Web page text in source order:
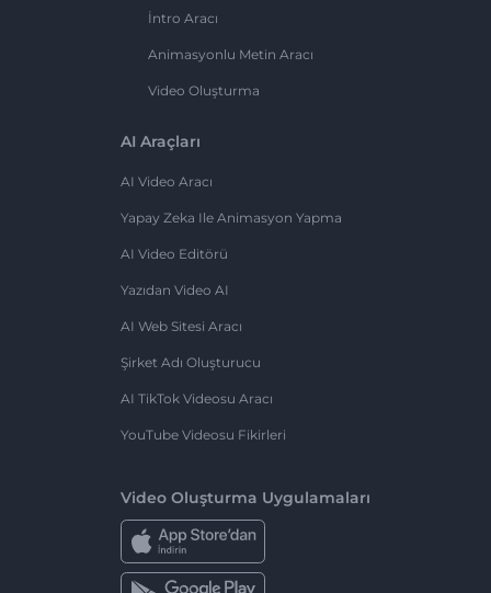
İntro Aracı
Animasyonlu Metin Aracı
Video Oluşturma
AI Araçları
AI Video Aracı
Yapay Zeka Ile Animasyon Yapma
AI Video Editörü
Yazıdan Video AI
AI Web Sitesi Aracı
Şirket Adı Oluşturucu
AI TikTok Videosu Aracı
YouTube Videosu Fikirleri
Video Oluşturma Uygulamaları